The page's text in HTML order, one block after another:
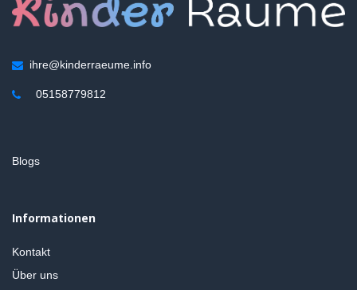
ihre@kinderraeume.info
05158779812
Blogs
Informationen
Kontakt
Über uns